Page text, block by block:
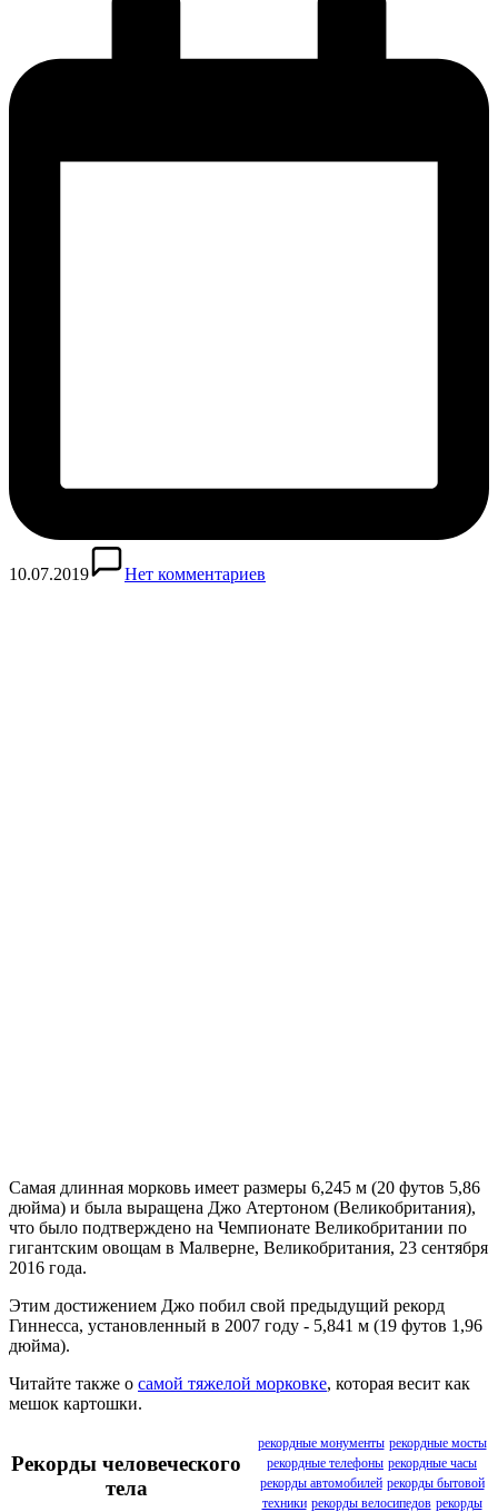
10.07.2019 Нет комментариев
Самая длинная морковь имеет размеры 6,245 м (20 футов 5,86
дюйма) и была выращена Джо Атертоном (Великобритания),
что было подтверждено на Чемпионате Великобритании по
гигантским овощам в Малверне, Великобритания, 23 сентября
2016 года.
Этим достижением Джо побил свой предыдущий рекорд
Гиннесса, установленный в 2007 году - 5,841 м (19 футов 1,96
дюйма).
Читайте также о самой тяжелой морковке, которая весит как
мешок картошки.
Рекорды человеческого
тела
рекордные монументы рекордные мосты
рекордные телефоны рекордные часы
рекорды автомобилей рекорды бытовой
техники рекорды велосипедов рекорды